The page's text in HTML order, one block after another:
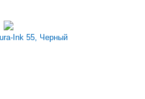
Ink 55, Черный